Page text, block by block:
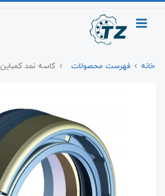
خانه فهرست محصولات کاسه نمد کمباین